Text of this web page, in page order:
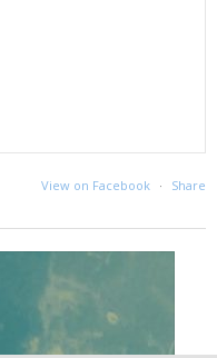
View on Facebook · Share